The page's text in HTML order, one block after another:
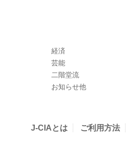
経済
芸能
二階堂流
お知らせ他
J-CIAとは ご利用方法